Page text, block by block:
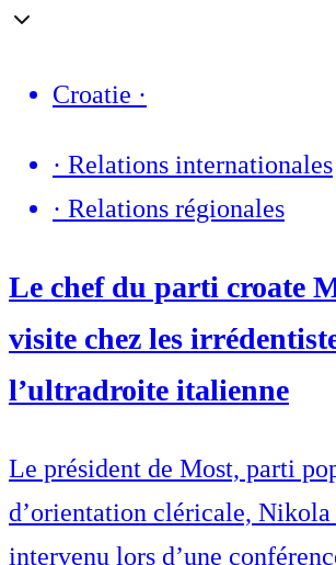
Croatie ·
· Relations internationales
· Relations régionales
Le chef du parti croate
visite chez les
l’ultradroite italienne
Le président de Most, parti
d’orientation cléricale, Nikola
intervenu lors d’une